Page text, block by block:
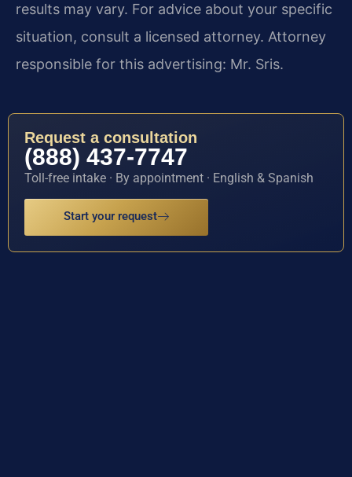
results may vary. For advice about your specific
situation, consult a licensed attorney. Attorney
responsible for this advertising: Mr. Sris.
Request a consultation
(888) 437-7747
Toll-free intake · By appointment · English & Spanish
Start your request